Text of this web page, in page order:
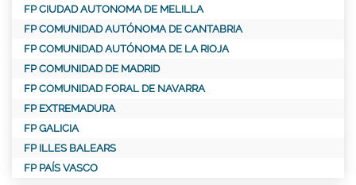
FP CIUDAD AUTONOMA DE MELILLA
FP COMUNIDAD AUTÓNOMA DE CANTABRIA
FP COMUNIDAD AUTÓNOMA DE LA RIOJA
FP COMUNIDAD DE MADRID
FP COMUNIDAD FORAL DE NAVARRA
FP EXTREMADURA
FP GALICIA
FP ILLES BALEARS
FP PAÍS VASCO